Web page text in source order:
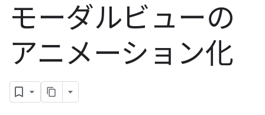
モーダルビューの
アニメーション化